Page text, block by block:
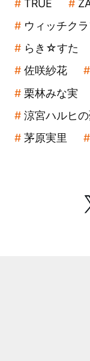
TRUE
ウィッチク
らき☆すた
佐咲紗花
栗林みな実
涼宮ハルヒ
茅原実里